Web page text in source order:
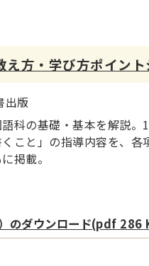
方・学び方ポイント
出版
科の基礎・基本を解説
くこと」の指導内容を、
掲載。
のダウンロード(pdf 286